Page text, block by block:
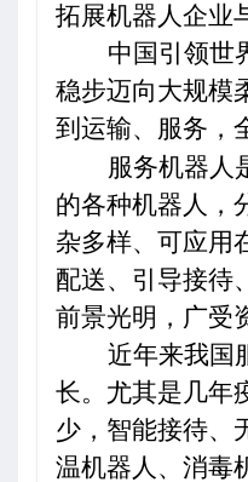
拓展机器人企业
中国引领世
稳步迈向大规模
到运输、服务，
服务机器人
的各种机器人，
杂多样、可应用
配送、引导接待
前景光明，广受
近年来我国
长。尤其是几年
少，智能接待、
温机器人、消毒